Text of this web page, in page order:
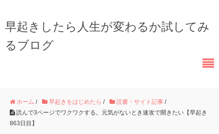
早起きしたら人生が変わるか試してみ
るブログ
ホーム / 早起きをはじめたら / 読書・サイト記事 /
読んで3ページでワクワクする。元気がないとき速攻で開きたい【早起き
863日目】